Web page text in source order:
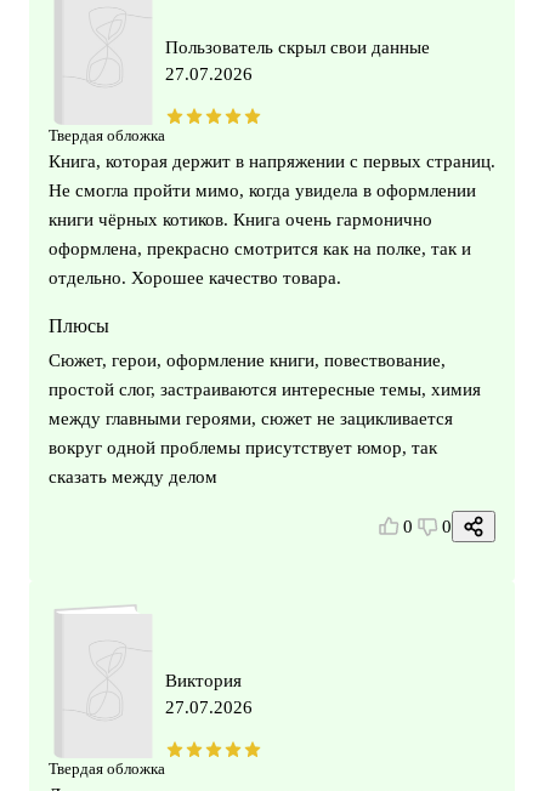
Твердая обложка
Пользователь скрыл свои данные
27.07.2026
Книга, которая держит в напряжении с первых страниц.
Не смогла пройти мимо, когда увидела в оформлении
книги чёрных котиков. Книга очень гармонично
оформлена, прекрасно смотрится как на полке, так и
отдельно. Хорошее качество товара.
Плюсы
Сюжет, герои, оформление книги, повествование,
простой слог, застраиваются интересные темы, химия
между главными героями, сюжет не зацикливается
вокруг одной проблемы присутствует юмор, так
сказать между делом
0 0
Твердая обложка
Виктория
27.07.2026